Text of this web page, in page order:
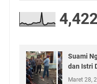
Suami
dan Istri
Maret 28,